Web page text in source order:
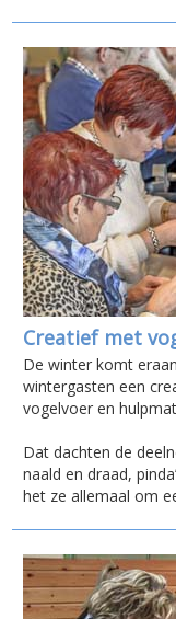
Creatief met
De winter komt
wintergasten een
vogelvoer en
Dat dachten de
naald en draad,
het ze allemaal om